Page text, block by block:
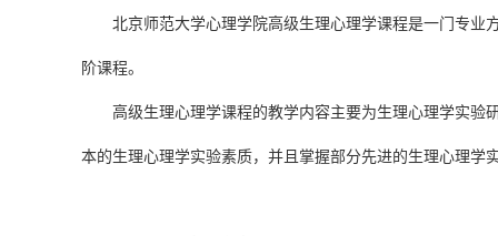
北京师范大学心理学院高级生理心理学课程是一门专业
阶课程。
高级生理心理学课程的教学内容主要为生理心理学实验
本的生理心理学实验素质，并且掌握部分先进的生理心理学